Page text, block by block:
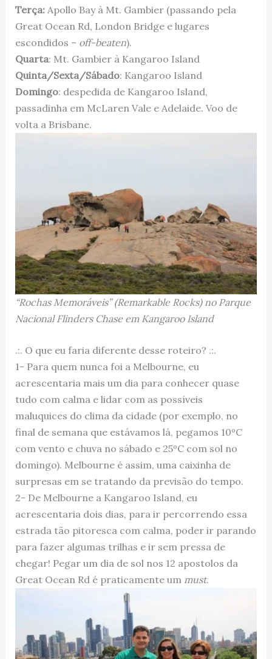
Terça:Apollo Bay à Mt. Gambier (passando pela
Great Ocean Rd, London Bridge e lugares
escondidos – off-beaten).
Quarta: Mt. Gambier à Kangaroo Island
Quinta/Sexta/Sábado: Kangaroo Island
Domingo: despedida de Kangaroo Island,
passadinha em McLaren Vale e Adelaide. Voo de
volta a Brisbane.
“Rochas Memoráveis” (Remarkable Rocks) no Parque
Nacional Flinders Chase em Kangaroo Island
.:. O que eu faria diferente desse roteiro? .:.
1- Para quem nunca foi a Melbourne, eu
acrescentaria mais um dia para conhecer quase
tudo com calma e lidar com as possíveis
maluquices do clima da cidade (por exemplo, no
final de semana que estávamos lá, pegamos 10ºC
com vento e chuva no sábado e 25ºC com sol no
domingo). Melbourne é assim, uma caixinha de
surpresas em se tratando da previsão do tempo.
2- De Melbourne a Kangaroo Island, eu
acrescentaria dois dias, para ir percorrendo essa
estrada tão pitoresca com calma, poder ir parando
para fazer algumas trilhas e ir sem pressa de
chegar! Pegar um dia de sol nos 12 apostolos da
Great Ocean Rd é praticamente um must.